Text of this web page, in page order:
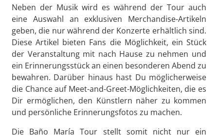
Neben der Musik wird es während der Tour auch
eine Auswahl an exklusiven Merchandise-Artikeln
geben, die nur während der Konzerte erhältlich sind.
Diese Artikel bieten Fans die Möglichkeit, ein Stück
der Veranstaltung mit nach Hause zu nehmen und
ein Erinnerungsstück an einen besonderen Abend zu
bewahren. Darüber hinaus hast Du möglicherweise
die Chance auf Meet-and-Greet-Möglichkeiten, die es
Dir ermöglichen, den Künstlern näher zu kommen
und persönliche Erinnerungsfotos zu machen.
Die Baño María Tour stellt somit nicht nur ein